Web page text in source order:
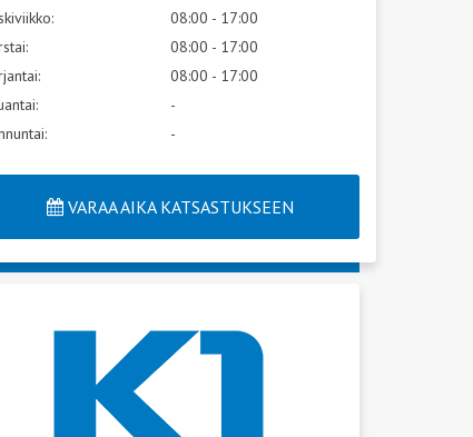
08:00 - 17:00
08:00 - 17:00
08:00 - 17:00
-
-
VARAA AIKA KATSASTUKSEEN